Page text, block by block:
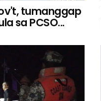
tumanggap
sa PCSO...